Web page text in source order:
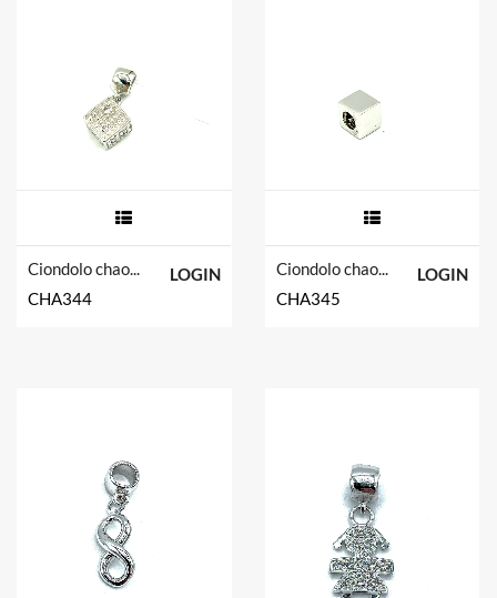
Ciondolo chaos in argento tit. 925m.
CHA344
LOGIN
Ciondolo chaos in argento tit. 925m.
CHA345
LOGIN